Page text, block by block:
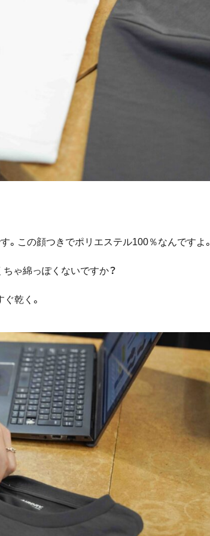
。この顔つきでポリエステル100％なんですよ。
ゃ綿っぽくないですか？
乾く。